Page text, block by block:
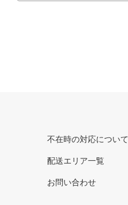
不在時の対応について
配送エリア一覧
お問い合わせ